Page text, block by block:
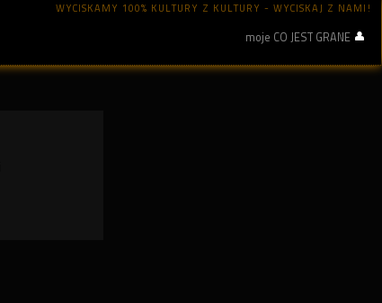
WYCISKAMY 100% KULTURY Z KULTURY - WYCISKAJ Z NAMI!
moje CO JEST GRANE